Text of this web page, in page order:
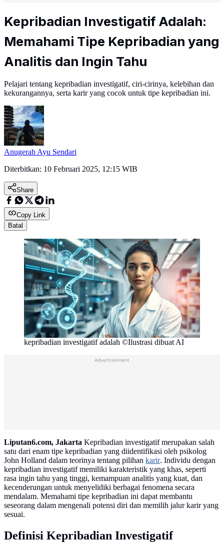
Kepribadian Investigatif Adalah:
Memahami Tipe Kepribadian yang
Analitis dan Ingin Tahu
Pelajari tentang kepribadian investigatif, ciri-cirinya, kelebihan dan
kekurangannya, serta karir yang cocok untuk tipe kepribadian ini.
Anugerah Ayu Sendari
Diterbitkan: 10 Februari 2025, 12:15 WIB
Share
Copy Link
Batal
kepribadian investigatif adalah ©Ilustrasi dibuat AI
Advertisement
Liputan6.com, Jakarta Kepribadian investigatif merupakan salah
satu dari enam tipe kepribadian yang diidentifikasi oleh psikolog
John Holland dalam teorinya tentang pilihan karir. Individu dengan
kepribadian investigatif memiliki karakteristik yang khas, seperti
rasa ingin tahu yang tinggi, kemampuan analitis yang kuat, dan
kecenderungan untuk menyelidiki berbagai fenomena secara
mendalam. Memahami tipe kepribadian ini dapat membantu
seseorang dalam mengenali potensi diri dan memilih jalur karir yang
sesuai.
Definisi Kepribadian Investigatif